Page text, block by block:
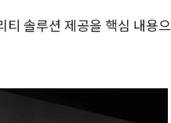
티 솔루션 제공을 핵심 내용